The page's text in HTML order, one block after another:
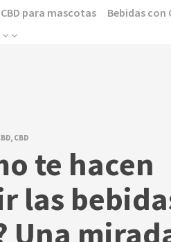
CBD para mascotas Bebidas con
, CBD
te hacen
las
Una